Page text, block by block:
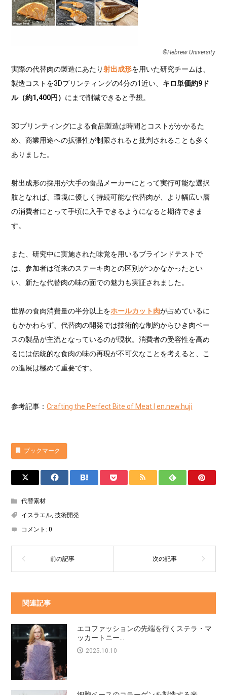
©︎Hebrew University
実際の代替肉の製造にあたり射出成形を用いた研究チームは、
製造コストを3Dプリンティングの4分の1近い、 キロ単価約9ド
ル（約1,400円） にまで削減できると予想。
3Dプリンティングによる食品製造は時間とコストがかかるた
め、商業用途への拡張性が制限されると批判されることも多く
ありました。
射出成形の採用が大手の食品メーカーにとって実行可能な選択
肢となれば、環境に優しく持続可能な代替肉が、より幅広い層
の消費者にとって手頃に入手できるようになると期待できま
す。
また、研究中に実施された味覚を用いるブラインドテストで
は、参加者は従来のステーキ肉との区別がつかなかったとい
い、新たな代替肉の味の面での魅力も実証されました。
世界の食肉消費量の半分以上をホールカット肉が占めているに
もかかわらず、代替肉の開発では技術的な制約からひき肉ベー
スの製品が主流となっているのが現状。消費者の受容性を高め
るには伝統的な食肉の味の再現が不可欠なことを考えると、こ
の進展は極めて重要です。
参考記事：Crafting the Perfect Bite of Meat | en.new.huji
ブックマーク
代替素材
イスラエル,技術開発
コメント:0
関連記事
エコファッションの先端を行くステラ・マ
ッカートニー...
2025.10.10